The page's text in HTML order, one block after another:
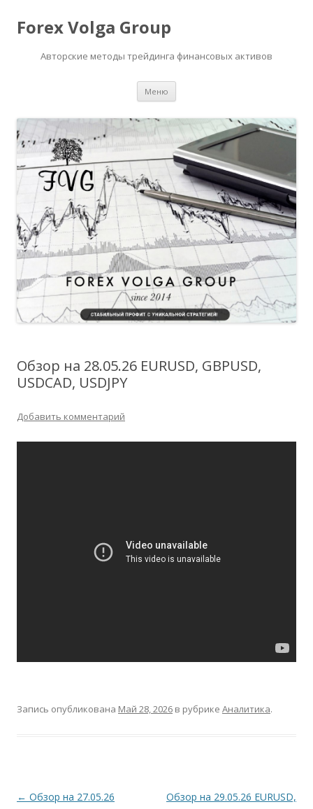
Forex Volga Group
Авторские методы трейдинга финансовых активов
Меню
Обзор на 28.05.26 EURUSD, GBPUSD,
USDCAD, USDJPY
Добавить комментарий
Запись опубликована Май 28, 2026 в рубрике Аналитика.
Навигация
← Обзор на 27.05.26
Обзор на 29.05.26 EURUSD,